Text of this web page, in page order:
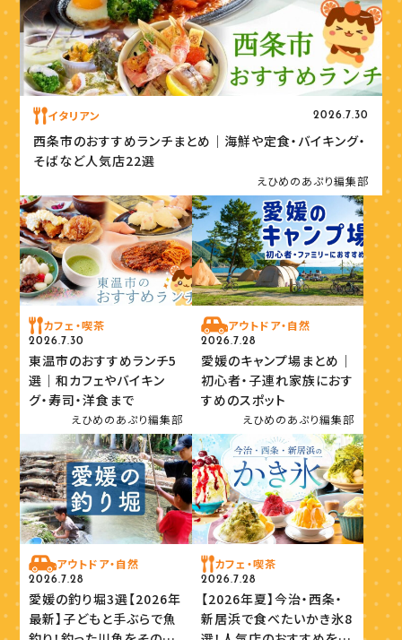
イタリアン 2026.7.30
西条市のおすすめランチまとめ｜海鮮や定食・バイキング・
そばなど人気店22選
えひめのあぷり編集部
カフェ・喫茶
2026.7.30
東温市のおすすめランチ5
選｜和カフェやバイキン
グ・寿司・洋食まで
えひめのあぷり編集部
アウトドア・自然
2026.7.28
愛媛のキャンプ場まとめ｜
初心者・子連れ家族におす
すめのスポット
えひめのあぷり編集部
アウトドア・自然
2026.7.28
愛媛の釣り堀3選【2026年
最新】子どもと手ぶらで魚
カフェ・喫茶
2026.7.28
【2026年夏】今治・西条・
新居浜で食べたいかき氷8